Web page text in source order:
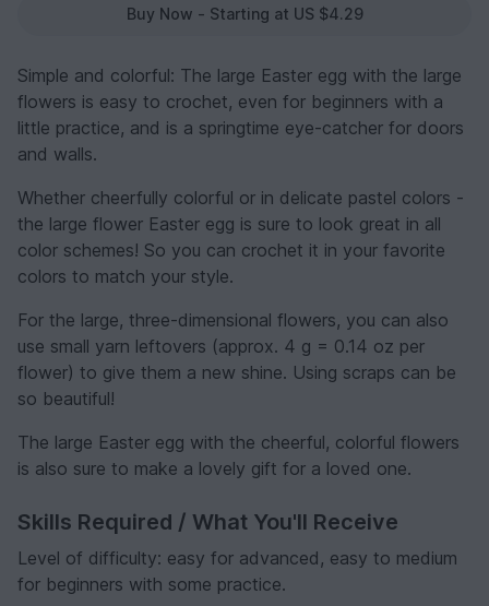
Buy Now - Starting at US $4.29
Simple and colorful: The large Easter egg with the large
flowers is easy to crochet, even for beginners with a
little practice, and is a springtime eye-catcher for doors
and walls.
Whether cheerfully colorful or in delicate pastel colors -
the large flower Easter egg is sure to look great in all
color schemes! So you can crochet it in your favorite
colors to match your style.
For the large, three-dimensional flowers, you can also
use small yarn leftovers (approx. 4 g = 0.14 oz per
flower) to give them a new shine. Using scraps can be
so beautiful!
The large Easter egg with the cheerful, colorful flowers
is also sure to make a lovely gift for a loved one.
Skills Required / What You'll Receive
Level of difficulty: easy for advanced, easy to medium
for beginners with some practice.